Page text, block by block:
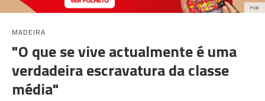
PUB
MADEIRA
"O que se vive actualmente é uma
verdadeira escravatura da classe
média"